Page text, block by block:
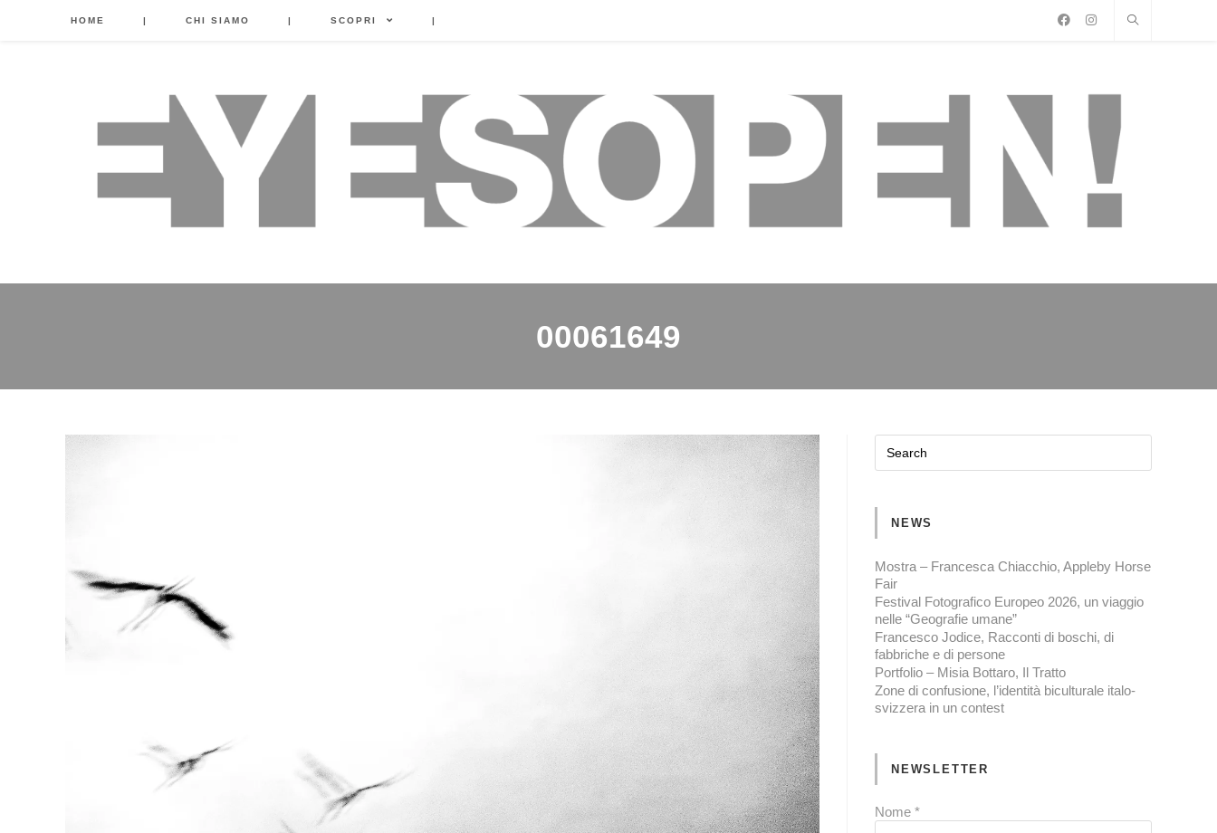
HOME | CHI SIAMO | SCOPRI |
00061649
NEWS
Mostra – Francesca Chiacchio, Appleby Horse
Fair
Festival Fotografico Europeo 2026, un viaggio
nelle “Geografie umane”
Francesco Jodice, Racconti di boschi, di
fabbriche e di persone
Portfolio – Misia Bottaro, Il Tratto
Zone di confusione, l’identità biculturale italo-
svizzera in un contest
NEWSLETTER
Nome *